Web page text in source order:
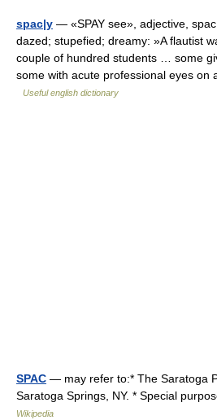
spac|y — «SPAY see», adjective,
dazed; stupefied; dreamy: »A flautist
couple of hundred students … some
some with acute professional eyes on
Useful english dictionary
SPAC — may refer to:* The Saratoga
Saratoga Springs, NY. * Special
Wikipedia